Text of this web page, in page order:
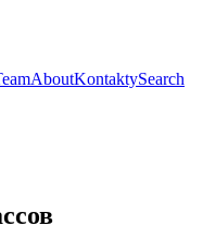
AboutKontaktySearch